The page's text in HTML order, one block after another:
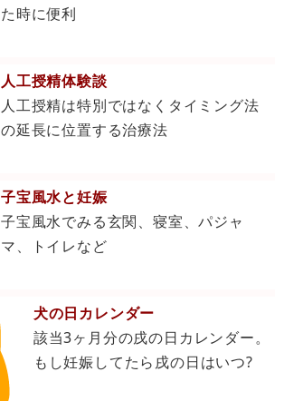
た時に便利
人工授精体験談
人工授精は特別ではなくタイミング法
の延長に位置する治療法
子宝風水と妊娠
子宝風水でみる玄関、寝室、パジャ
マ、トイレなど
犬の日カレンダー
該当3ヶ月分の戌の日カレンダー。
もし妊娠してたら戌の日はいつ?